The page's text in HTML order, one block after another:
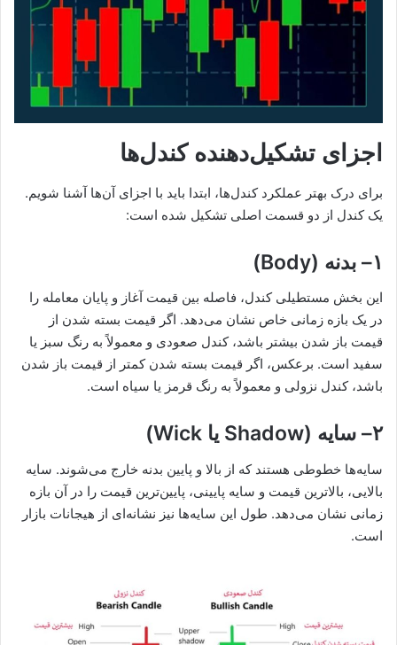
اجزای تشکیل‌دهنده کندل‌ها
برای درک بهتر عملکرد کندل‌ها، ابتدا باید با اجزای آن‌ها آشنا شویم.
یک کندل از دو قسمت اصلی تشکیل شده است:
۱– بدنه (Body)
این بخش مستطیلی کندل، فاصله بین قیمت آغاز و پایان معامله را
در یک بازه زمانی خاص نشان می‌دهد. اگر قیمت بسته شدن از
قیمت باز شدن بیشتر باشد، کندل صعودی و معمولاً به رنگ سبز یا
سفید است. برعکس، اگر قیمت بسته شدن کمتر از قیمت باز شدن
باشد، کندل نزولی و معمولاً به رنگ قرمز یا سیاه است.
۲– سایه (Shadow یا Wick)
سایه‌ها خطوطی هستند که از بالا و پایین بدنه خارج می‌شوند. سایه
بالایی، بالاترین قیمت و سایه پایینی، پایین‌ترین قیمت را در آن بازه
زمانی نشان می‌دهد. طول این سایه‌ها نیز نشانه‌ای از هیجانات بازار
است.